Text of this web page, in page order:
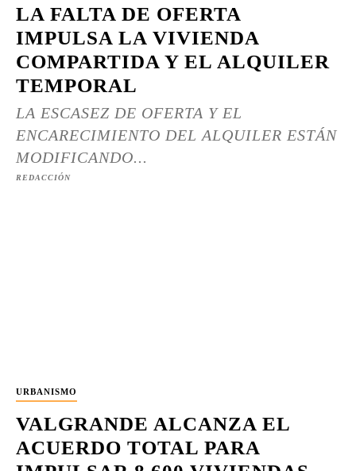
LA FALTA DE OFERTA
IMPULSA LA VIVIENDA
COMPARTIDA Y EL ALQUILER
TEMPORAL
LA ESCASEZ DE OFERTA Y EL
ENCARECIMIENTO DEL ALQUILER ESTÁN
MODIFICANDO...
REDACCIÓN
URBANISMO
VALGRANDE ALCANZA EL
ACUERDO TOTAL PARA